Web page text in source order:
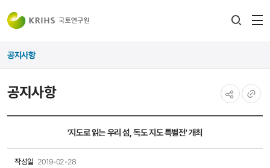
공지사항
공지사항
'지도로 읽는 우리 섬, 독도 지도 특별전' 개최
작성일 2019-02-28